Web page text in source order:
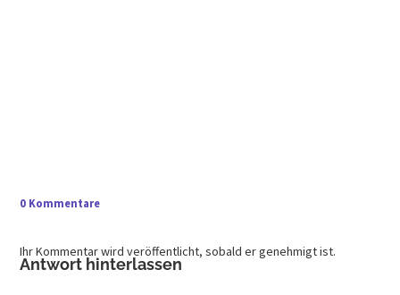
0 Kommentare
Ihr Kommentar wird veröffentlicht, sobald er genehmigt ist.
Antwort hinterlassen